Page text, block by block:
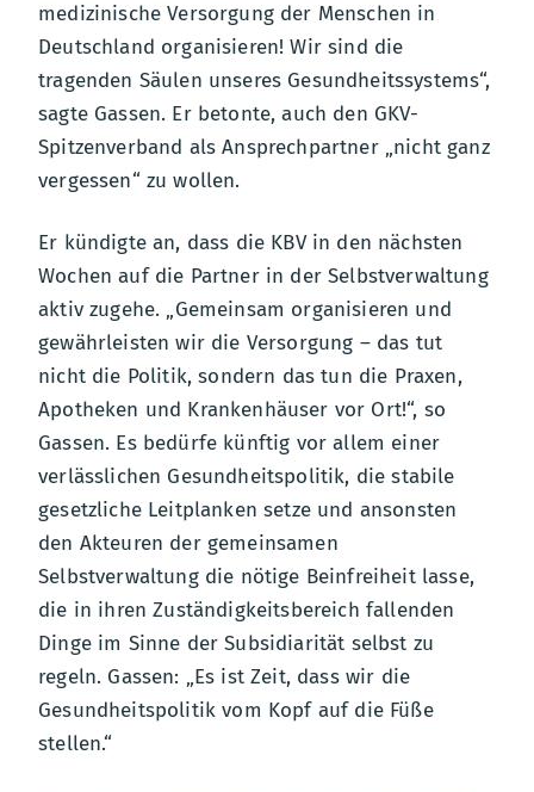
medizinische Versorgung der Menschen in
Deutschland organisieren! Wir sind die
tragenden Säulen unseres Gesundheitssystems“,
sagte Gassen. Er betonte, auch den GKV-
Spitzenverband als Ansprechpartner „nicht ganz
vergessen“ zu wollen.
Er kündigte an, dass die KBV in den nächsten
Wochen auf die Partner in der Selbstverwaltung
aktiv zugehe. „Gemeinsam organisieren und
gewährleisten wir die Versorgung – das tut
nicht die Politik, sondern das tun die Praxen,
Apotheken und Krankenhäuser vor Ort!“, so
Gassen. Es bedürfe künftig vor allem einer
verlässlichen Gesundheitspolitik, die stabile
gesetzliche Leitplanken setze und ansonsten
den Akteuren der gemeinsamen
Selbstverwaltung die nötige Beinfreiheit lasse,
die in ihren Zuständigkeitsbereich fallenden
Dinge im Sinne der Subsidiarität selbst zu
regeln. Gassen: „Es ist Zeit, dass wir die
Gesundheitspolitik vom Kopf auf die Füße
stellen.“